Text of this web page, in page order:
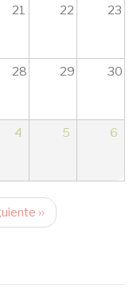
21 22 23
28 29 30
4 5 6
››